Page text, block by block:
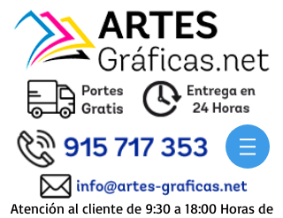
Atención al cliente de 9:30 a 18:00 Horas de